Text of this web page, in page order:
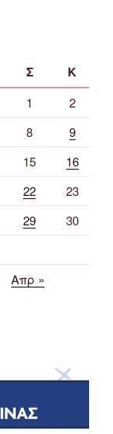
Σ Κ
1
2
8
9
15
16
22
23
29
30
Απρ »